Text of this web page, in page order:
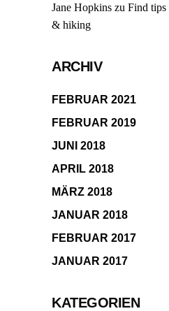
Jane Hopkins zu Find tips
& hiking
ARCHIV
FEBRUAR 2021
FEBRUAR 2019
JUNI 2018
APRIL 2018
MÄRZ 2018
JANUAR 2018
FEBRUAR 2017
JANUAR 2017
KATEGORIEN